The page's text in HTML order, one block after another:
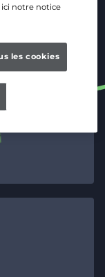
notre notice
les cookies